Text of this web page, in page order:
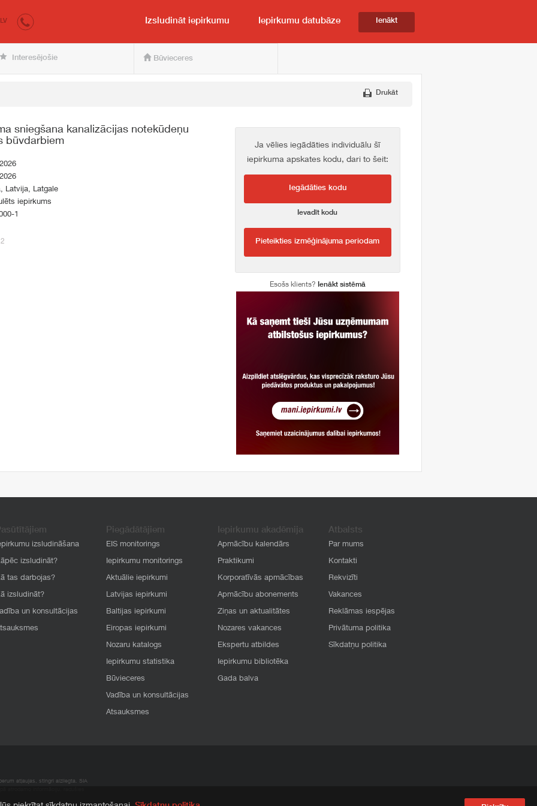
pircējam un pārdevējam
LV Izsludināt iepirkumu Iepirkumu datubāze Ienākt
Interesējošie Būvieceres
Drukāt
sniegšana kanalizācijas notekūdeņu
būvdarbiem
Latvija, Latgale
iepirkums
1
Ja vēlies iegādāties individuālu šī
iepirkuma apskates kodu, dari to šeit:
Iegādāties kodu
Ievadīt kodu
Pieteikties izmēģinājuma periodam
Esošs klients? Ienākt sistēmā
izsludināšana
izsludināt?
tas darbojas?
izsludināt?
un konsultācijas
Piegādātājiem
EIS monitorings
Iepirkumu monitorings
Aktuālie iepirkumi
Latvijas iepirkumi
Baltijas iepirkumi
Eiropas iepirkumi
Nozaru katalogs
Iepirkumu statistika
Būvieceres
Vadība un konsultācijas
Atsauksmes
Iepirkumu akadēmija
Apmācību kalendārs
Praktikumi
Korporatīvās apmācības
Apmācību abonements
Ziņas un aktualitātes
Nozares vakances
Ekspertu atbildes
Iepirkumu bibliotēka
Gada balva
Atbalsts
Par mums
Kontakti
Rekvizīti
Vakances
Reklāmas iespējas
Privātuma politika
Sīkdatņu politika
atļaujas, stingri aizliegta. SIA